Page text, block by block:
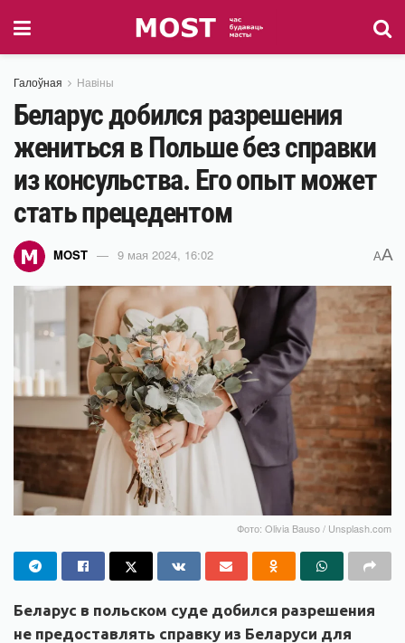
Галоўная Навіны
Беларус добился разрешения
жениться в Польше без справки
из консульства. Его опыт может
стать прецедентом
MOST 9 мая 2024, 16:02 AA
Фото: Olivia Bauso / Unsplash.com
Беларус в польском суде добился разрешения
не предоставлять справку из Беларуси для